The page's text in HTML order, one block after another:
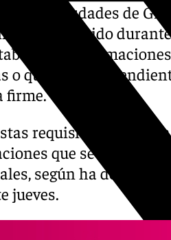
de las ciudades de
han detenido
con
o que estaban
firme.
requisitorias, que
que se llevan a
según ha
jueves.